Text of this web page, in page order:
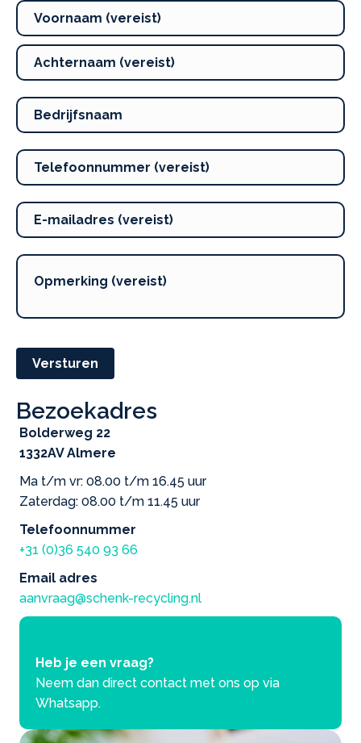
Versturen
Bezoekadres
Bolderweg 22
1332AV Almere
Ma t/m vr: 08.00 t/m 16.45 uur
Zaterdag: 08.00 t/m 11.45 uur
Telefoonnummer
+31 (0)36 540 93 66
Email adres
aanvraag@schenk-recycling.nl
Heb je een vraag?
Neem dan direct contact met ons op via
Whatsapp.